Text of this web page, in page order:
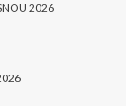
2026